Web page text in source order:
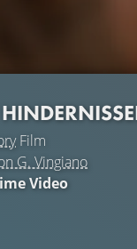
Film
G. Vingiano
Video